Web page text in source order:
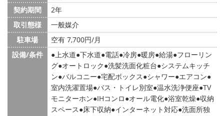
契約期間
2年
取引態様
一般媒介
駐車場
空有 7,700円/月
設備/条件
上水道 下水道 電話 冷房 暖房 給湯 フローリン
グ オートロック 洗髪洗面化粧台 システムキッチ
ン バルコニー 宅配ボックス シャワー エアコン
室内洗濯置場 バス・トイレ別室 温水洗浄便座 TV
モニターホン IHコンロ オール電化 浴室乾燥 収納
スペース 床下収納 インターネット対応 洗面所独